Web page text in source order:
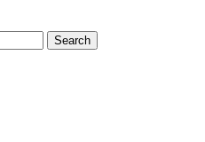
Search